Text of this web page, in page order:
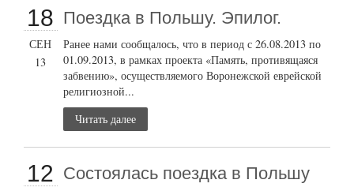
18
СЕН
13
Поездка в Польшу. Эпилог.
Ранее нами сообщалось, что в период с 26.08.2013 по
01.09.2013, в рамках проекта «Память, противящаяся
забвению», осуществляемого Воронежской еврейской
религиозной...
Читать далее
12 Состоялась поездка в Польшу